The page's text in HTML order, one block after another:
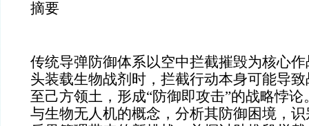
摘要
传统导弹防御体系以空中拦截摧毁为核心
头装载生物战剂时，拦截行动本身可能导
至己方领土，形成“防御即攻击”的战略悖
与生物无人机的概念，分析其防御困境，